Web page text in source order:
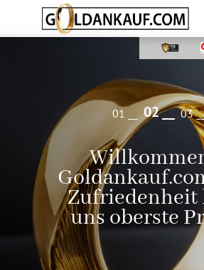
Zufriedenheit
uns oberste
1 2 3